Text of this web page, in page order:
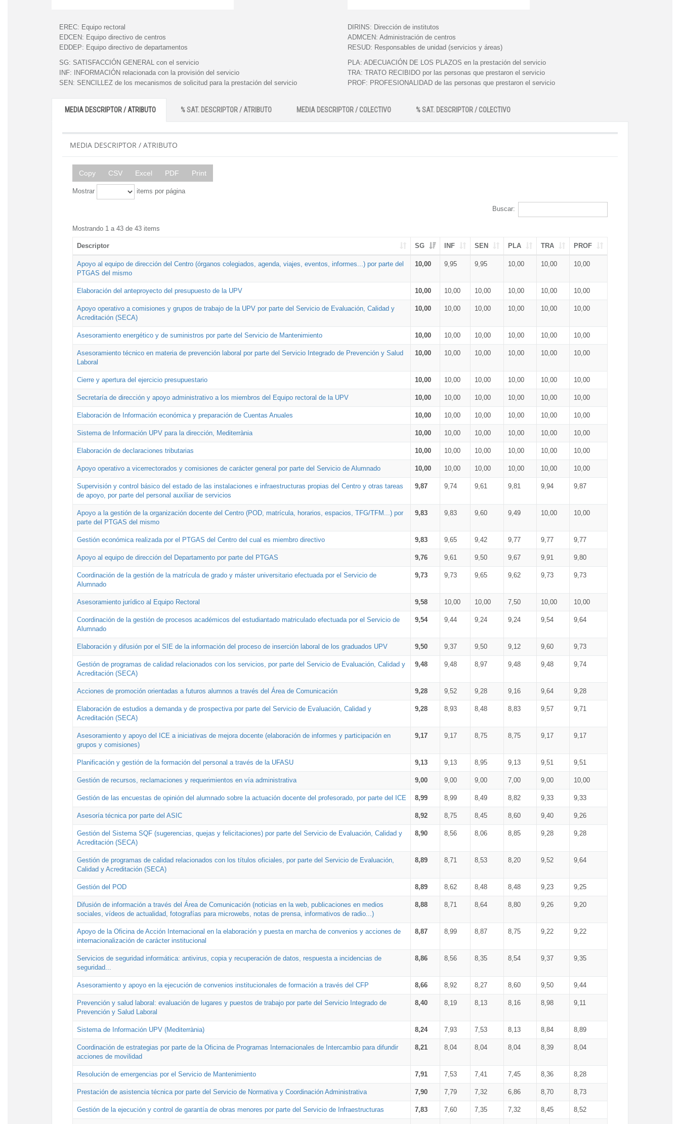
EREC: Equipo rectoral
EDCEN: Equipo directivo de centros
EDDEP: Equipo directivo de departamentos
DIRINS: Dirección de institutos
ADMCEN: Administración de centros
RESUD: Responsables de unidad (servicios y áreas)
SG: SATISFACCIÓN GENERAL con el servicio
INF:
INFORMACIÓN relacionada con la provisión del servicio
SEN: SENCILLEZ de los mecanismos de solicitud para la prestación del servicio
PLA: ADECUACIÓN DE LOS PLAZOS en la prestación del servicio
TRA: TRATO RECIBIDO por las personas que prestaron el servicio
PROF: PROFESIONALIDAD de las personas que prestaron el servicio
MEDIA DESCRIPTOR / ATRIBUTO % SAT. DESCRIPTOR / ATRIBUTO MEDIA DESCRIPTOR / COLECTIVO % SAT. DESCRIPTOR / COLECTIVO
MEDIA DESCRIPTOR / ATRIBUTO
Copy CSV Excel PDF Print
Mostrar items por página
Buscar:
Mostrando 1 a 43 de 43 items
Descriptor SG INF SEN PLA TRA PROF
Apoyo al equipo de dirección del Centro (órganos colegiados, agenda, viajes, eventos, informes...) por parte del
PTGAS del mismo
10,00 9,95 9,95 10,00 10,00 10,00
Elaboración del anteproyecto del presupuesto de la UPV 10,00 10,00 10,00 10,00 10,00 10,00
Apoyo operativo a comisiones y grupos de trabajo de la UPV por parte del Servicio de Evaluación, Calidad y
Acreditación (SECA)
10,00 10,00 10,00 10,00 10,00 10,00
Asesoramiento energético y de suministros por parte del Servicio de Mantenimiento 10,00 10,00 10,00 10,00 10,00 10,00
Asesoramiento técnico en materia de prevención laboral por parte del Servicio Integrado de Prevención y Salud
Laboral
10,00 10,00 10,00 10,00 10,00 10,00
Cierre y apertura del ejercicio presupuestario 10,00 10,00 10,00 10,00 10,00 10,00
Secretaría de dirección y apoyo administrativo a los miembros del Equipo rectoral de la UPV 10,00 10,00 10,00 10,00 10,00 10,00
Elaboración de Información económica y preparación de Cuentas Anuales 10,00 10,00 10,00 10,00 10,00 10,00
Sistema de Información UPV para la dirección, Mediterrània 10,00 10,00 10,00 10,00 10,00 10,00
Elaboración de declaraciones tributarias 10,00 10,00 10,00 10,00 10,00 10,00
Apoyo operativo a vicerrectorados y comisiones de carácter general por parte del Servicio de Alumnado 10,00 10,00 10,00 10,00 10,00 10,00
Supervisión y control básico del estado de las instalaciones e infraestructuras propias del Centro y otras tareas
de apoyo, por parte del personal auxiliar de servicios
9,87 9,74 9,61 9,81 9,94 9,87
Apoyo a la gestión de la organización docente del Centro (POD, matrícula, horarios, espacios, TFG/TFM...) por
parte del PTGAS del mismo
9,83 9,83 9,60 9,49 10,00 10,00
Gestión económica realizada por el PTGAS del Centro del cual es miembro directivo 9,83 9,65 9,42 9,77 9,77 9,77
Apoyo al equipo de dirección del Departamento por parte del PTGAS 9,76 9,61 9,50 9,67 9,91 9,80
Coordinación de la gestión de la matrícula de grado y máster universitario efectuada por el Servicio de
Alumnado
9,73 9,73 9,65 9,62 9,73 9,73
Asesoramiento jurídico al Equipo Rectoral 9,58 10,00 10,00 7,50 10,00 10,00
Coordinación de la gestión de procesos académicos del estudiantado matriculado efectuada por el Servicio de
Alumnado
9,54 9,44 9,24 9,24 9,54 9,64
Elaboración y difusión por el SIE de la información del proceso de inserción laboral de los graduados UPV 9,50 9,37 9,50 9,12 9,60 9,73
Gestión de programas de calidad relacionados con los servicios, por parte del Servicio de Evaluación, Calidad y
Acreditación (SECA)
9,48 9,48 8,97 9,48 9,48 9,74
Acciones de promoción orientadas a futuros alumnos a través del Área de Comunicación 9,28 9,52 9,28 9,16 9,64 9,28
Elaboración de estudios a demanda y de prospectiva por parte del Servicio de Evaluación, Calidad y
Acreditación (SECA)
9,28 8,93 8,48 8,83 9,57 9,71
Asesoramiento y apoyo del ICE a iniciativas de mejora docente (elaboración de informes y participación en
grupos y comisiones)
9,17 9,17 8,75 8,75 9,17 9,17
Planificación y gestión de la formación del personal a través de la UFASU 9,13 9,13 8,95 9,13 9,51 9,51
Gestión de recursos, reclamaciones y requerimientos en vía administrativa 9,00 9,00 9,00 7,00 9,00 10,00
Gestión de las encuestas de opinión del alumnado sobre la actuación docente del profesorado, por parte del ICE 8,99 8,99 8,49 8,82 9,33 9,33
Asesoría técnica por parte del ASIC 8,92 8,75 8,45 8,60 9,40 9,26
Gestión del Sistema SQF (sugerencias, quejas y felicitaciones) por parte del Servicio de Evaluación, Calidad y
Acreditación (SECA)
8,90 8,56 8,06 8,85 9,28 9,28
Gestión de programas de calidad relacionados con los títulos oficiales, por parte del Servicio de Evaluación,
Calidad y Acreditación (SECA)
8,89 8,71 8,53 8,20 9,52 9,64
Gestión del POD 8,89 8,62 8,48 8,48 9,23 9,25
Difusión de información a través del Área de Comunicación (noticias en la web, publicaciones en medios
sociales, vídeos de actualidad, fotografías para microwebs, notas de prensa, informativos de radio...)
8,88 8,71 8,64 8,80 9,26 9,20
Apoyo de la Oficina de Acción Internacional en la elaboración y puesta en marcha de convenios y acciones de
internacionalización de carácter institucional
8,87 8,99 8,87 8,75 9,22 9,22
Servicios de seguridad informática: antivirus, copia y recuperación de datos, respuesta a incidencias de
seguridad...
8,86 8,56 8,35 8,54 9,37 9,35
Asesoramiento y apoyo en la ejecución de convenios institucionales de formación a través del CFP 8,66 8,92 8,27 8,60 9,50 9,44
Prevención y salud laboral: evaluación de lugares y puestos de trabajo por parte del Servicio Integrado de
Prevención y Salud Laboral
8,40 8,19 8,13 8,16 8,98 9,11
Sistema de Información UPV (Mediterrània) 8,24 7,93 7,53 8,13 8,84 8,89
Coordinación de estrategias por parte de la Oficina de Programas Internacionales de Intercambio para difundir
acciones de movilidad
8,21 8,04 8,04 8,04 8,39 8,04
Resolución de emergencias por el Servicio de Mantenimiento 7,91 7,53 7,41 7,45 8,36 8,28
Prestación de asistencia técnica por parte del Servicio de Normativa y Coordinación Administrativa 7,90 7,79 7,32 6,86 8,70 8,73
Gestión de la ejecución y control de garantía de obras menores por parte del Servicio de Infraestructuras 7,83 7,60 7,35 7,32 8,45 8,52